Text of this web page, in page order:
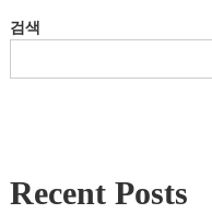
탐
색
검색
Recent Posts